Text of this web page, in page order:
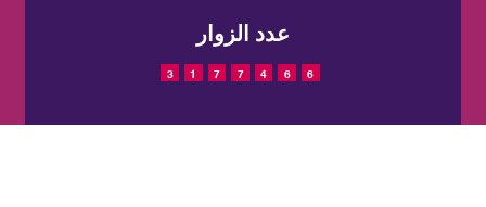
عدد الزوار
3 1 7 7 4 6 6